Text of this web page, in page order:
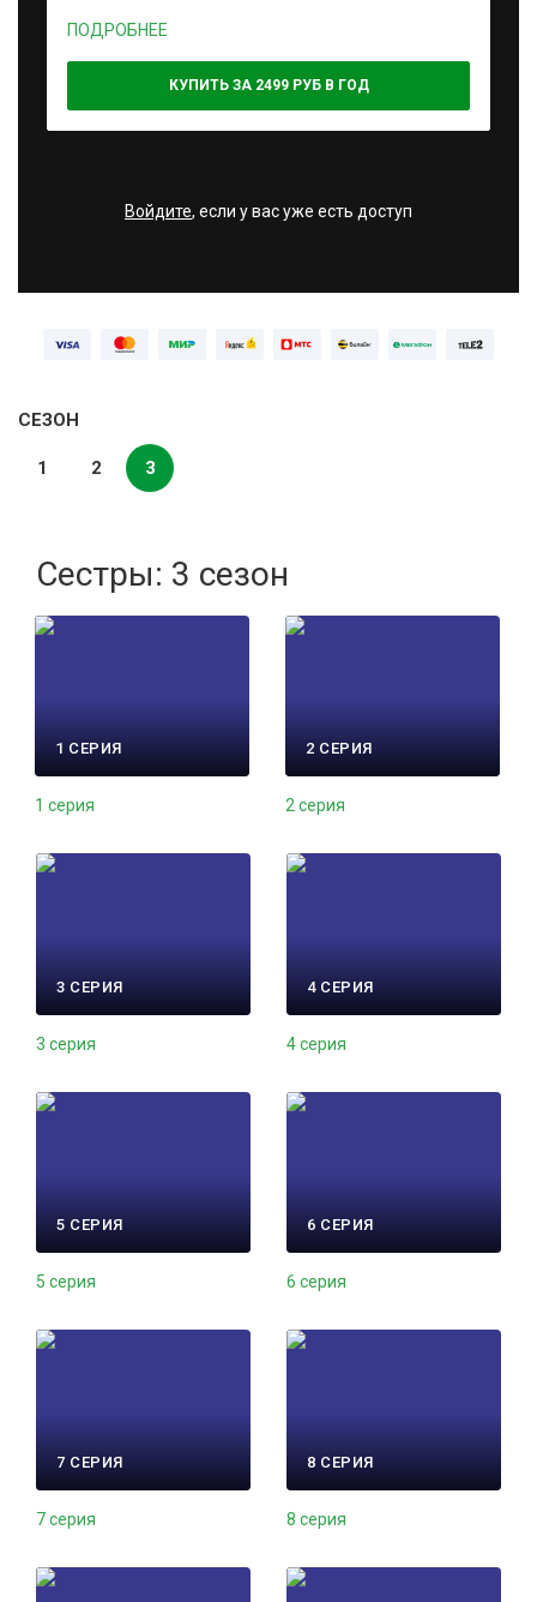
ПОДРОБНЕЕ
КУПИТЬ ЗА 2499 РУБ В ГОД
Войдите, если у вас уже есть доступ
СЕЗОН
1 2 3
Сестры: 3 сезон
1 СЕРИЯ
1 серия
2 СЕРИЯ
2 серия
3 СЕРИЯ
3 серия
4 СЕРИЯ
4 серия
5 СЕРИЯ
5 серия
6 СЕРИЯ
6 серия
7 СЕРИЯ
7 серия
8 СЕРИЯ
8 серия